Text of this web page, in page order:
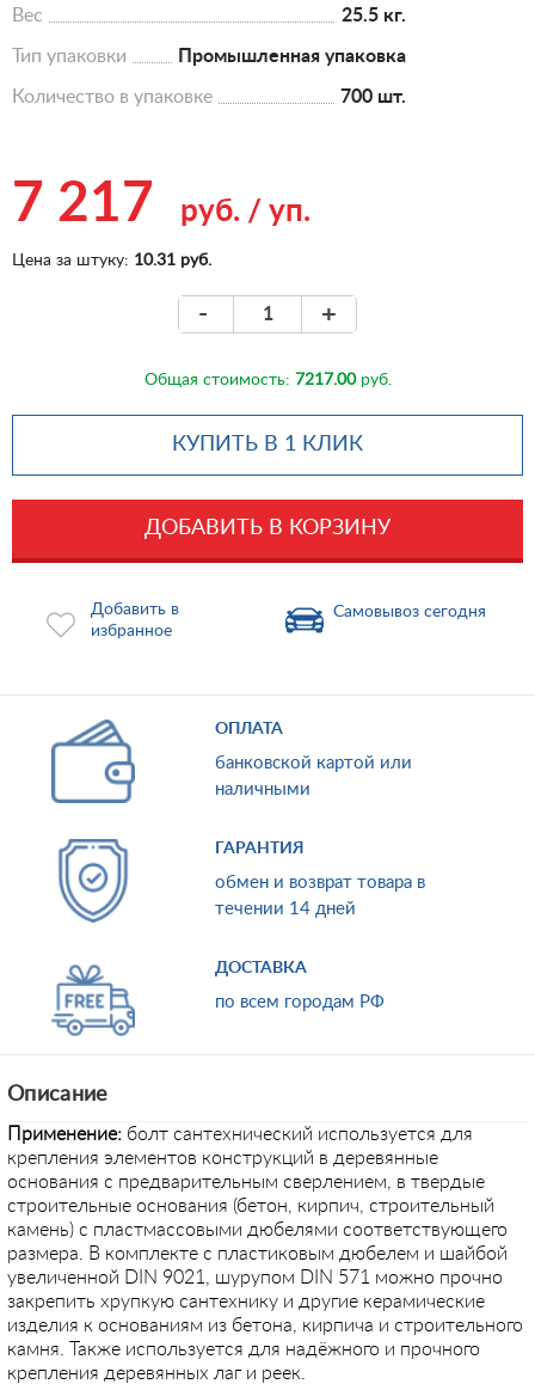
Вес 25.5 кг.
Тип упаковки Промышленная упаковка
Количество в упаковке 700 шт.
7 217 руб. / уп.
Цена за штуку: 10.31 руб.
- +
Общая стоимость: 7217.00руб.
КУПИТЬ В 1 КЛИК
ДОБАВИТЬ В КОРЗИНУ
Добавить в
избранное
Самовывоз сегодня
ОПЛАТА
банковской картой или
наличными
ГАРАНТИЯ
обмен и возврат товара в
течении 14 дней
ДОСТАВКА
по всем городам РФ
Описание
Применение: болт сантехнический используется для
крепления элементов конструкций в деревянные
основания с предварительным сверлением, в твердые
строительные основания (бетон, кирпич, строительный
камень) с пластмассовыми дюбелями соответствующего
размера. В комплекте с пластиковым дюбелем и шайбой
увеличенной DIN 9021, шурупом DIN 571 можно прочно
закрепить хрупкую сантехнику и другие керамические
изделия к основаниям из бетона, кирпича и строительного
камня. Также используется для надёжного и прочного
крепления деревянных лаг и реек.